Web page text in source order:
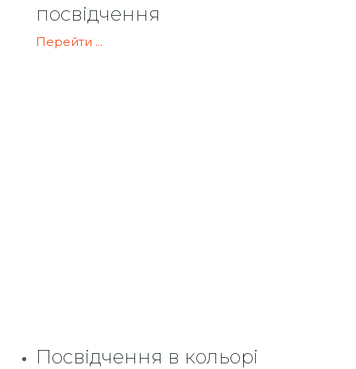
посвідчення
Перейти ...
Посвідчення в кольорі